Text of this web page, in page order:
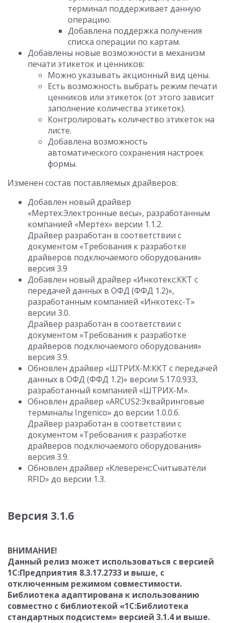
терминал поддерживает данную
операцию.
Добавлена поддержка получения
списка операции по картам.
Добавлены новые возможности в механизм
печати этикеток и ценников:
Можно указывать акционный вид цены.
Есть возможность выбрать режим печати
ценников или этикеток (от этого зависит
заполнение количества этикеток).
Контролировать количество этикеток на
листе.
Добавлена возможность
автоматического сохранения настроек
формы.
Изменен состав поставляемых драйверов:
Добавлен новый драйвер
«Мертех:Электронные весы», разработанным
компанией «Мертех» версии 1.1.2.
Драйвер разработан в соответствии с
документом «Требования к разработке
драйверов подключаемого оборудования»
версия 3.9
Добавлен новый драйвер «Инкотекс:ККТ с
передачей данных в ОФД (ФФД 1.2)»,
разработанным компанией «Инкотекс-Т»
версии 3.0.
Драйвер разработан в соответствии с
документом «Требования к разработке
драйверов подключаемого оборудования»
версия 3.9.
Обновлен драйвер «ШТРИХ-М:ККТ с передачей
данных в ОФД (ФФД 1.2)» версии 5.17.0.933,
разработанный компанией «ШТРИХ-М».
Обновлен драйвер «ARCUS2:Эквайринговые
терминалы Ingenico» до версии 1.0.0.6.
Драйвер разработан в соответствии с
документом «Требования к разработке
драйверов подключаемого оборудования»
версия 3.9.
Обновлен драйвер «Клеверенс:Считыватели
RFID» до версии 1.3.
Версия 3.1.6
ВНИМАНИЕ!
Данный релиз может использоваться с версией
1С:Предприятия 8.3.17.2733 и выше, с
отключенным режимом совместимости.
Библиотека адаптирована к использованию
совместно с библиотекой «1С:Библиотека
стандартных подсистем» версией 3.1.4 и выше.